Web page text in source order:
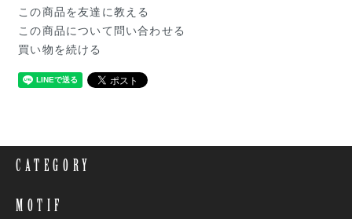
この商品を友達に教える
この商品について問い合わせる
買い物を続ける
CATEGORY
MOTIF